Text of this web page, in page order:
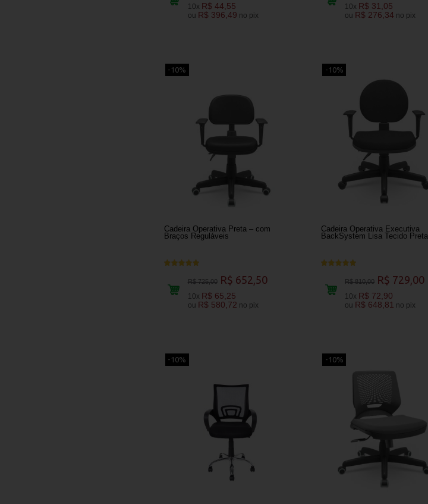
10x R$ 44,55
ou R$ 396,49 no pix
10x R$ 31,05
ou R$ 276,34 no pix
-10%
Cadeira Operativa Preta – com
Braços Reguláveis
R$ 725,00 R$ 652,50
10x R$ 65,25
ou R$ 580,72 no pix
-10%
Cadeira Operativa Executiva
BackSystem Lisa Tecido Preta
R$ 810,00 R$ 729,00
10x R$ 72,90
ou R$ 648,81 no pix
-10% -10%